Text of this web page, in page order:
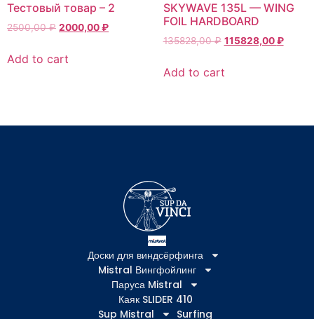
Тестовый товар – 2
2500,00₽ 2000,00₽
Add to cart
SKYWAVE 135L — WING
FOIL HARDBOARD
135828,00₽ 115828,00₽
Add to cart
Доски для виндсёрфинга
Mistral Вингфойлинг
Паруса Mistral
Каяк SLIDER 410
Sup Mistral
Surfing